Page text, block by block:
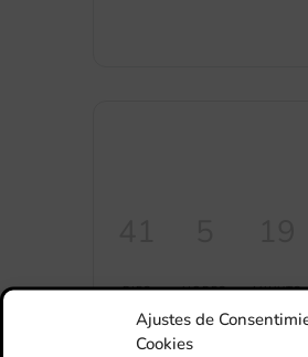
Ajustes de
Cookies
DIES HORES MINUTS